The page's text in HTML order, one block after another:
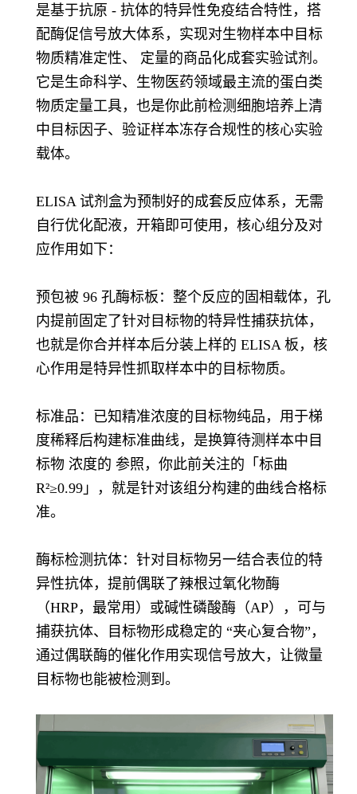
是基于抗原 - 抗体的特异性免疫结合特性，搭
配酶促信号放大体系，实现对生物样本中目标
物质精准定性、 定量的商品化成套实验试剂。
它是生命科学、生物医药领域最主流的蛋白类
物质定量工具，也是你此前检测细胞培养上清
中目标因子、验证样本冻存合规性的核心实验
载体。
ELISA 试剂盒为预制好的成套反应体系，无需
自行优化配液，开箱即可使用，核心组分及对
应作用如下：
预包被 96 孔酶标板：整个反应的固相载体，孔
内提前固定了针对目标物的特异性捕获抗体，
也就是你合并样本后分装上样的 ELISA 板，核
心作用是特异性抓取样本中的目标物质。
标准品：已知精准浓度的目标物纯品，用于梯
度稀释后构建标准曲线，是换算待测样本中目
标物 浓度的 参照，你此前关注的「标曲
R²≥0.99」，就是针对该组分构建的曲线合格标
准。
酶标检测抗体：针对目标物另一结合表位的特
异性抗体，提前偶联了辣根过氧化物酶
（HRP，最常用）或碱性磷酸酶（AP），可与
捕获抗体、目标物形成稳定的 “夹心复合物”，
通过偶联酶的催化作用实现信号放大，让微量
目标物也能被检测到。